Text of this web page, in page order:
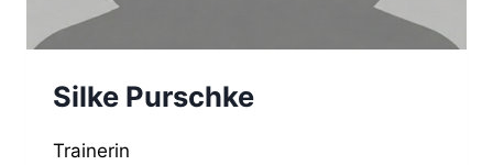
Silke Purschke
Trainerin